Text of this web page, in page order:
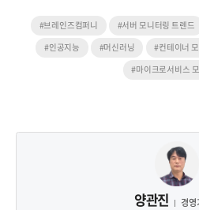
#브레인즈컴퍼니 #서버 모니터링 트렌드
#인공지능
#머신러닝 #컨테이너
#마이크로서비스
양관진 경영